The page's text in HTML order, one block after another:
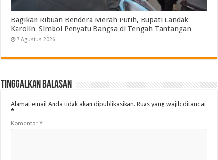
Bagikan Ribuan Bendera Merah Putih, Bupati Landak
Karolin: Simbol Penyatu Bangsa di Tengah Tantangan
7 Agustus 2026
Tinggalkan Balasan
Alamat email Anda tidak akan dipublikasikan. Ruas yang wajib ditandai
*
Komentar*